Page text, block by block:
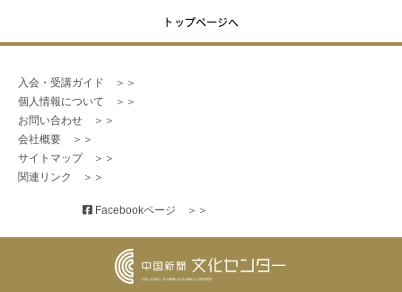
トップページへ
入会・受講ガイド　＞＞
個人情報について　＞＞
お問い合わせ　＞＞
会社概要　＞＞
サイトマップ　＞＞
関連リンク　＞＞
Facebookページ　＞＞